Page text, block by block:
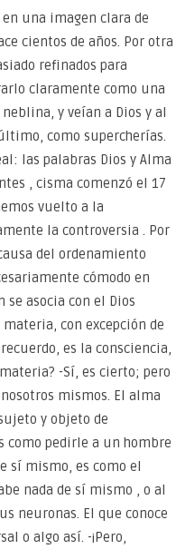
una imagen clara de
cientos de años. Por otra
refinados para
claramente como una
y veían a Dios y al
como supercherías.
las palabras Dios y Alma
, cisma comenzó el 17
vuelto a la
la controversia . Por
del ordenamiento
cómodo en
asocia con el Dios
con excepción de
es la consciencia,
-Sí, es cierto; pero
mismos. EI alma
y objeto de
como pedirle a un hombre
sí mismo, es como el
nada de sí mismo , o al
neuronas. El que conoce
o algo así. -¡Pero,